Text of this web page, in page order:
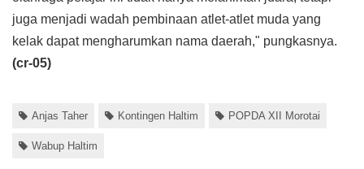
juga menjadi wadah pembinaan atlet-atlet muda yang
kelak dapat mengharumkan nama daerah," pungkasnya.
(cr-05)
Anjas Taher Kontingen Haltim POPDA XII Morotai
Wabup Haltim